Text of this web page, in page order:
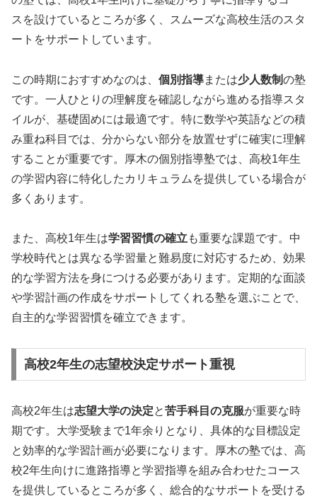
スを設けているところが多く、スムーズな高校生活のスタ
ートをサポートしています。
この時期におすすめなのは、 個別指導または少人数制の塾
です。一人ひとりの理解度を確認しながら進める指導スタ
イルが、基礎固めには最適です。特に数学や英語などの積
み重ね科目では、分からない部分を放置せずに確実に理解
することが重要です。厚木の個別指導塾では、高校1年生
の学習内容に特化したカリキュラムを提供している場合が
多くあります。
また、高校1年生は学習習慣の確立 も重要な課題です。中
学校時代とは異なる学習量と難易度に対応するため、効果
的な学習方法を身につける必要があります。定期的な面談
や学習計画の作成をサポートしてくれる塾を選ぶことで、
自主的な学習習慣を確立できます。
高校2年生の志望校決定サポート重視
高校2年生は志望大学の決定と苦手科目の克服が重要な時
期です。大学受験まで1年余りとなり、具体的な目標設定
と効率的な学習計画が必要になります。厚木の塾では、高
校2年生向けに進路指導と学習指導を組み合わせたコース
を提供しているところが多く、総合的なサポートを受ける